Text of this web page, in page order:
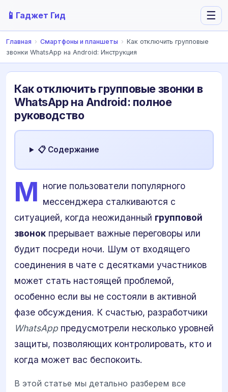
📱 Гаджет Гид ☰
Главная › Смартфоны и планшеты › Как отключить групповые
звонки WhatsApp на Android: Инструкция
Как отключить групповые звонки в
WhatsApp на Android: полное
руководство
📋 Содержание
М ногие пользователи популярного
мессенджера сталкиваются с
ситуацией, когда неожиданный групповой
звонок прерывает важные переговоры или
будит посреди ночи. Шум от входящего
соединения в чате с десятками участников
может стать настоящей проблемой,
особенно если вы не состояли в активной
фазе обсуждения. К счастью, разработчики
WhatsApp предусмотрели несколько уровней
защиты, позволяющих контролировать, кто и
когда может вас беспокоить.
В этой статье мы детально разберем все